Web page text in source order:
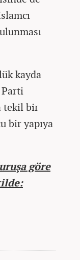
kayda
Parti
tekil bir
bir yapıya
göre